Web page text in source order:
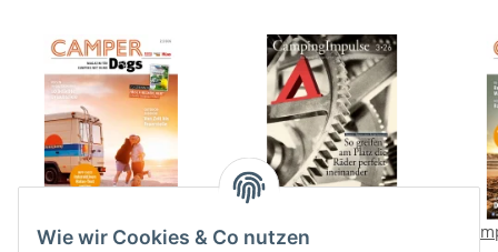
Camper-Dogs 02/2026 E-
CampingImpulse 3/2026
Wie wir Cookies & Co nutzen